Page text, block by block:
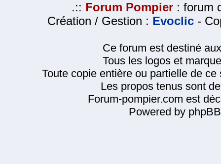
.:: Forum Pompier : forum
Création / Gestion : Evoclic -
Ce forum est destiné
Tous les logos et
Toute copie entière ou partielle de
Les propos tenus sont
Forum-pompier.com est
Powered by